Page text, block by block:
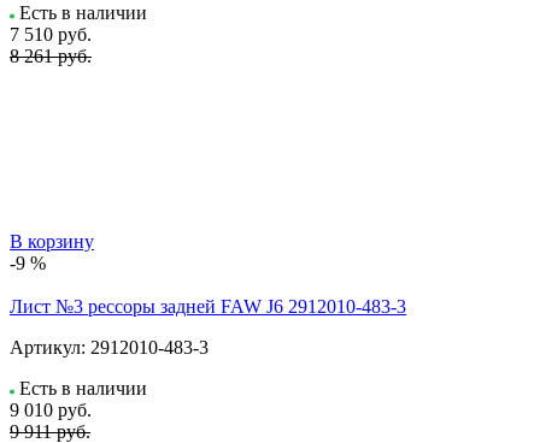
Есть в наличии
7 510 руб.
8 261 руб.
В корзину
-9 %
Лист №3 рессоры задней FAW J6 2912010-483-3
Артикул: 2912010-483-3
Есть в наличии
9 010 руб.
9 911 руб.